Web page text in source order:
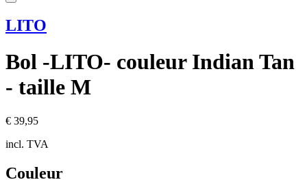
LITO
Bol -LITO- couleur Indian Tan
- taille M
€ 39,95
incl. TVA
Couleur